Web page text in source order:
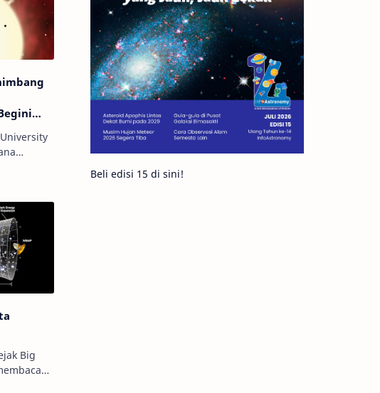
Big
Hoax Bima Sakti
Meteor Gerhana
Komet ISON Jupiter
Planet Kerdil Bumi
Pengetahuan Berita
Beli edisi 15 di sini!